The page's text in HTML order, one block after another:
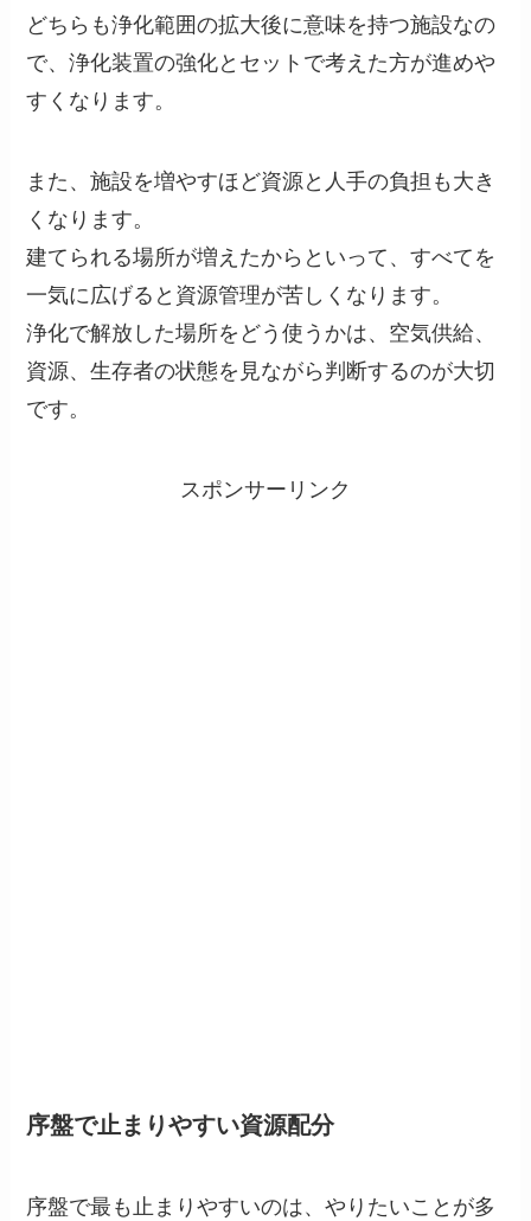
どちらも浄化範囲の拡大後に意味を持つ施設なの
で、浄化装置の強化とセットで考えた方が進めや
すくなります。
また、施設を増やすほど資源と人手の負担も大き
くなります。
建てられる場所が増えたからといって、すべてを
一気に広げると資源管理が苦しくなります。
浄化で解放した場所をどう使うかは、空気供給、
資源、生存者の状態を見ながら判断するのが大切
です。
スポンサーリンク
序盤で止まりやすい資源配分
序盤で最も止まりやすいのは、やりたいことが多